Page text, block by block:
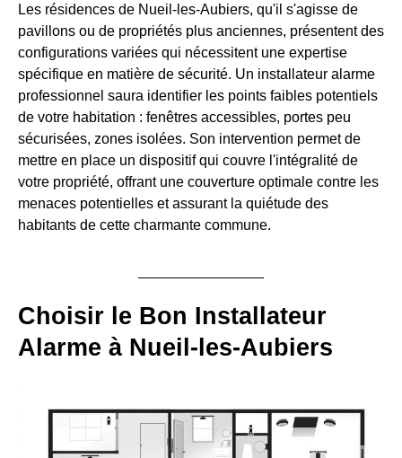
Les résidences de Nueil-les-Aubiers, qu'il s'agisse de
pavillons ou de propriétés plus anciennes, présentent des
configurations variées qui nécessitent une expertise
spécifique en matière de sécurité. Un installateur alarme
professionnel saura identifier les points faibles potentiels
de votre habitation : fenêtres accessibles, portes peu
sécurisées, zones isolées. Son intervention permet de
mettre en place un dispositif qui couvre l'intégralité de
votre propriété, offrant une couverture optimale contre les
menaces potentielles et assurant la quiétude des
habitants de cette charmante commune.
Choisir le Bon Installateur
Alarme à Nueil-les-Aubiers